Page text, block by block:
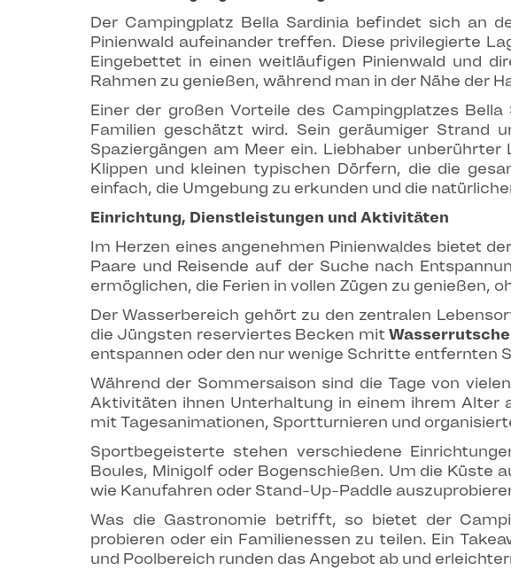
Der Campingplatz Bella Sardinia befindet sich an
Pinienwald aufeinander treffen. Diese privilegierte
Eingebettet in einen weitläufigen Pinienwald und
Rahmen zu genießen, während man in der Nähe der
Einer der großen Vorteile des Campingplatzes
Familien geschätzt wird. Sein geräumiger Strand
Spaziergängen am Meer ein. Liebhaber
Klippen und kleinen typischen Dörfern, die die
einfach, die Umgebung zu erkunden und die
Einrichtung, Dienstleistungen und Aktivitäten
Im Herzen eines angenehmen Pinienwaldes bietet
Paare und Reisende auf der Suche nach
ermöglichen, die Ferien in vollen Zügen zu genießen,
Der Wasserbereich gehört zu den zentralen
die Jüngsten reserviertes Becken mit
entspannen oder den nur wenige Schritte entfernten
Während der Sommersaison sind die Tage von
Aktivitäten ihnen Unterhaltung in einem ihrem Alter
mit Tagesanimationen, Sportturnieren und
Sportbegeisterte stehen verschiedene
Boules, Minigolf oder Bogenschießen. Um die Küste
wie Kanufahren oder Stand-Up-Paddle
Was die Gastronomie betrifft, so bietet der
probieren oder ein Familienessen zu teilen. Ein
und Poolbereich runden das Angebot ab und